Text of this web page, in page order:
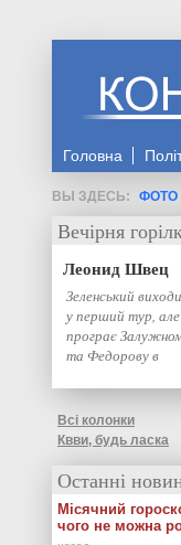
Головна
ФОТО
Вечірня
Леонид Швец
Зеленський
у перший тур, але
програє
та Федорову в
Всі колонки
Квви, будь ласка
Останні
Місячний
чого не можна